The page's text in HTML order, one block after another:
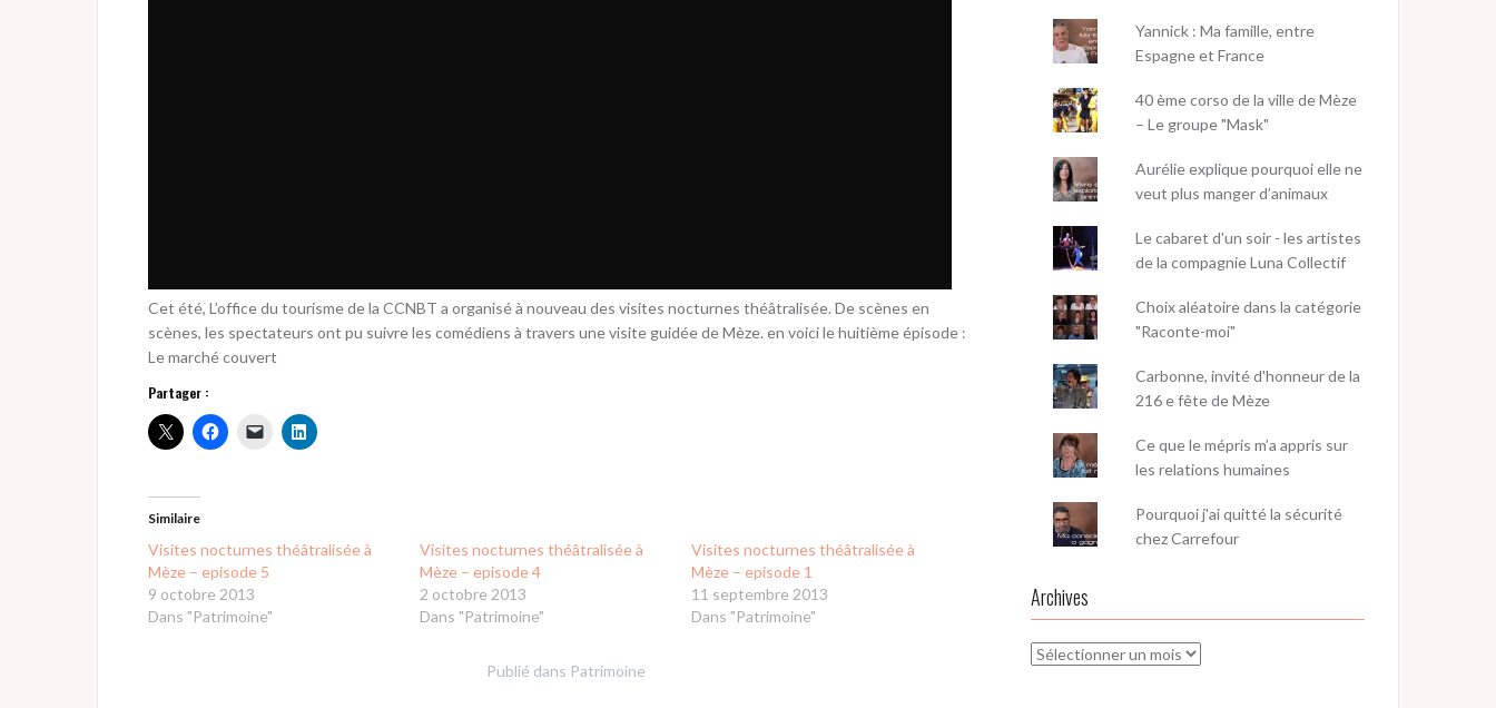
Cet été, L’office du tourisme de la CCNBT a organisé à nouveau des visites nocturnes théâtralisée. De scènes en
scènes, les spectateurs ont pu suivre les comédiens à travers une visite guidée de Mèze. en voici le huitième épisode :
Le marché couvert
Partager :
Similaire
Visites nocturnes théâtralisée à
Mèze – episode 5
9 octobre 2013
Dans "Patrimoine"
Visites nocturnes théâtralisée à
Mèze – episode 4
2 octobre 2013
Dans "Patrimoine"
Visites nocturnes théâtralisée à
Mèze – episode 1
11 septembre 2013
Dans "Patrimoine"
Publié dans Patrimoine
Yannick : Ma famille, entre
Espagne et France
40 ème corso de la ville de Mèze
– Le groupe "Mask"
Aurélie explique pourquoi elle ne
veut plus manger d’animaux
Le cabaret d'un soir - les artistes
de la compagnie Luna Collectif
Choix aléatoire dans la catégorie
"Raconte-moi"
Carbonne, invité d'honneur de la
216 e fête de Mèze
Ce que le mépris m’a appris sur
les relations humaines
Pourquoi j'ai quitté la sécurité
chez Carrefour
Archives
Archives